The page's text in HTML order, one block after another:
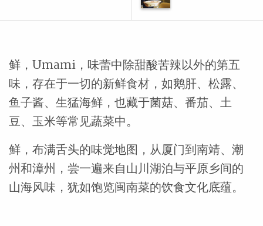
鲜，Umami，味蕾中除甜酸苦辣以外的第五
味，存在于一切的新鲜食材，如鹅肝、松露、
鱼子酱、生猛海鲜，也藏于菌菇、番茄、土
豆、玉米等常见蔬菜中。
鲜，布满舌头的味觉地图，从厦门到南靖、潮
州和漳州，尝一遍来自山川湖泊与平原乡间的
山海风味，犹如饱览闽南菜的饮食文化底蕴。